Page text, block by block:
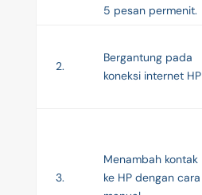
5 pesan permenit.
2.
Bergantung pada
koneksi internet HP
3.
Menambah kontak
ke HP dengan cara